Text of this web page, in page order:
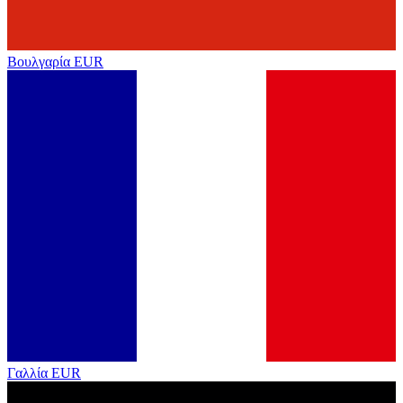
Βουλγαρία EUR
Γαλλία EUR